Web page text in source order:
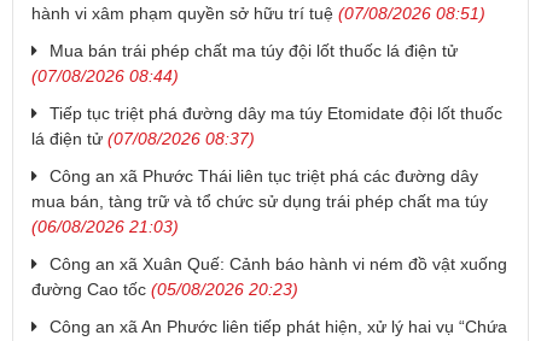
hành vi xâm phạm quyền sở hữu trí tuệ (07/08/2026 08:51)
Mua bán trái phép chất ma túy đội lốt thuốc lá điện tử
(07/08/2026 08:44)
Tiếp tục triệt phá đường dây ma túy Etomidate đội lốt thuốc
lá điện tử (07/08/2026 08:37)
Công an xã Phước Thái liên tục triệt phá các đường dây
mua bán, tàng trữ và tổ chức sử dụng trái phép chất ma túy
(06/08/2026 21:03)
Công an xã Xuân Quế: Cảnh báo hành vi ném đồ vật xuống
đường Cao tốc (05/08/2026 20:23)
Công an xã An Phước liên tiếp phát hiện, xử lý hai vụ “Chứa